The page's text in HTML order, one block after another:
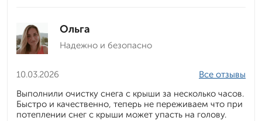
Ольга
Надежно и безопасно
10.03.2026
Все отзывы
Выполнили очистку снега с крыши за несколько часов.
Быстро и качественно, теперь не переживаем что при
потеплении снег с крыши может упасть на голову.